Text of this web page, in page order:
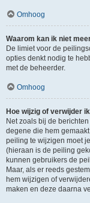
Omhoog
Waarom kan ik niet
De limiet voor de
opties denkt nodig te
met de beheerder.
Omhoog
Hoe wijzig of verwijder
Net zoals bij de
degene die hem
peiling te wijzigen moet
(hieraan is de peiling
kunnen gebruikers de
Maar, als er reeds
hem wijzigen of
maken en deze daarna